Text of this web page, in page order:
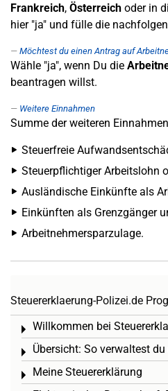
Frankreich, Österreich oder in
hier "ja" und fülle die
Möchtest du einen Antrag auf
Wähle "ja", wenn Du die
beantragen willst.
Weitere Einnahmen
Summe der weiteren
Steuerfreie
Steuerpflichtiger Arbeitslohn
Ausländische Einkünfte als
Einkünften als Grenzgänger
Arbeitnehmersparzulage.
Steuererklaerung-Polizei.de
Willkommen bei
Toggle menu
Übersicht: So verwaltest
Toggle menu
Meine Steuererklärung
Toggle menu